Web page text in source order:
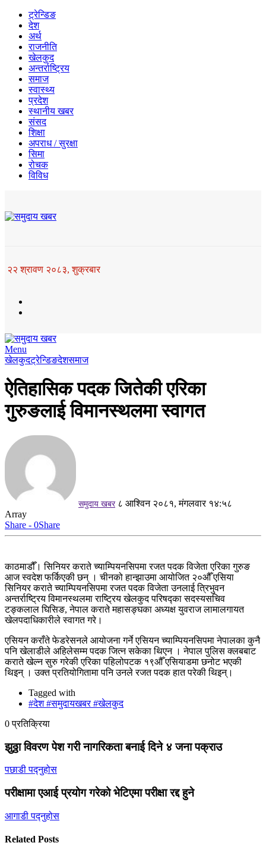
ट्रेन्डिङ
देश
अर्थ
राजनीति
खेलकुद
अन्तर्राष्ट्रिय
समाज
स्वास्थ्य
प्रदेश
स्थानीय खबर
संसद
शिक्षा
अपराध / सुरक्षा
सिमा
रोचक
विविध
२२ श्रावण २०८३, शुक्रबार
Menu
खेलकुदट्रेन्डिङदेशसमाज
ऐतिहासिक पदक जितेकी एरिका
गुरुङलाई विमानस्थलमा स्वागत
समुदाय खबर ८ आश्विन २०८१, मंगलवार १४:५८
Array
Share - 0Share
काठमाडौँ। सिनियर कराते च्याम्पियनसिपमा रजत पदक विजेता एरिका गुरुङ
आज स्वदेश फर्किएकी छन् । चीनको हान्झाउमा आयोजित २०औँ एसिया
सिनियर कराते च्याम्पियनसिपमा रजत पदक विजेता उनलाई त्रिभुवन
अन्तर्राष्ट्रिय विमानस्थलमा राष्ट्रिय खेलकुद परिषद्का सदस्यसचिव
टङ्कलाल घिसिङ, नेपाल कराते महासङ्घका अध्यक्ष युवराज लामालगायत
खेलपदाधिकारीले स्वागत गरे।
एसियन कराँते फेडरेसनले आयोजना गर्ने एसियन च्याम्पियनसिपमा नेपालका कुनै
पनि खेलाडीले अहिलेसम्म पदक जित्न सकेका थिएन । नेपाल पुलिस क्लबबाट
कराते खेल्न सुरु गरेकी एरिका पहिलोपटक १९औँ एसियाडमा छनोट भएकी
थिइन् । उक्त प्रतियोगितामा पनि उनले रजत पदक हात परेकी थिइन्।
Tagged with
#देश #समुदायखबर #खेलकुद
0 प्रतिक्रिया
झुठ्ठा विवरण पेश गरी नागरिकता बनाई दिने ४ जना पक्राउ
पछाडी पद्नुहोस
परीक्षामा एआई प्रयोग गरेको भेटिएमा परीक्षा रद्द हुने
आगाडी पद्नुहोस
Related Posts